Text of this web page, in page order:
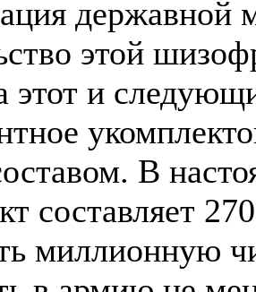
этой
этот и
В
составляет
миллионную